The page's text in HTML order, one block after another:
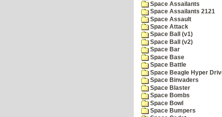
Space Assailants
Space Assailants 2121
Space Assault
Space Attack
Space Ball (v1)
Space Ball (v2)
Space Bar
Space Base
Space Battle
Space Beagle Hyper
Space Binvaders
Space Blaster
Space Bombs
Space Bowl
Space Bumpers